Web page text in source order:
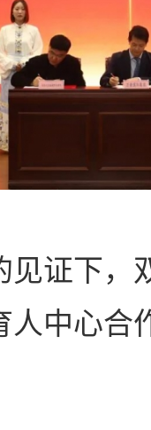
见证下，
人中心合